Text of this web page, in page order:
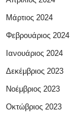
Μάρτιος 2024
Φεβρουάριος 2024
Ιανουάριος 2024
Δεκέμβριος 2023
Νοέμβριος 2023
Οκτώβριος 2023